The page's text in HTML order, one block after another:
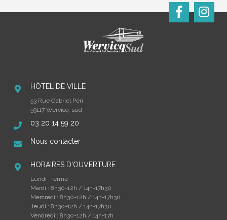
HÔTEL DE VILLE
53 Rue Gabriel Péri
59117 Wervicq-sud
03 20 14 59 20
Nous contacter
HORAIRES D'OUVERTURE
Lundi : fermé
Mardi : 8h30-12h / 14h-17h30
Mercredi : 8h30-12h / 14h-17h30
Jeudi : 8h30-12h / 14h-17h30
Vendredi : 8h30-12h / 14h-17h